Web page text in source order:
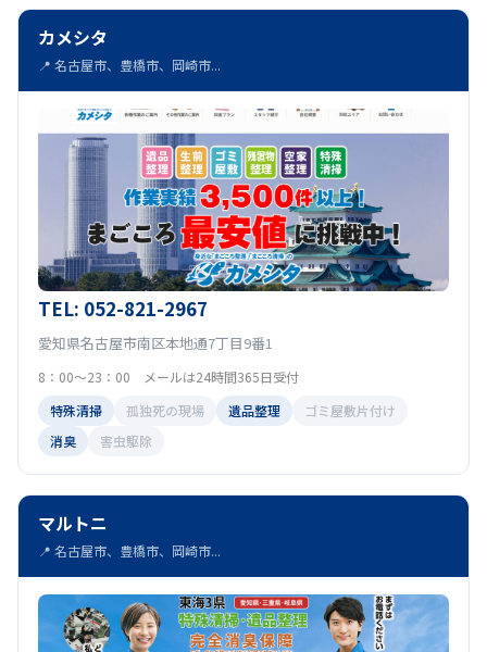
カメシタ
📍 名古屋市、豊橋市、岡崎市...
TEL: 052-821-2967
愛知県名古屋市南区本地通7丁目9番1
8：00～23：00 メールは24時間365日受付
特殊清掃
孤独死の現場 遺品整理
ゴミ屋敷片付け
消臭
害虫駆除
マルトニ
📍 名古屋市、豊橋市、岡崎市...